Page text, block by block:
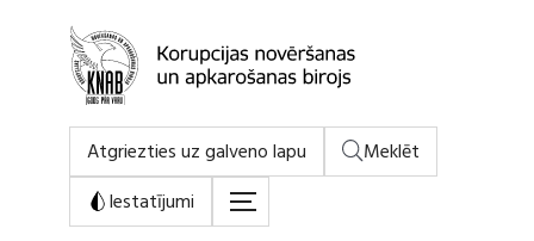
Atgriezties uz galveno lapu
Meklēt
Iestatījumi